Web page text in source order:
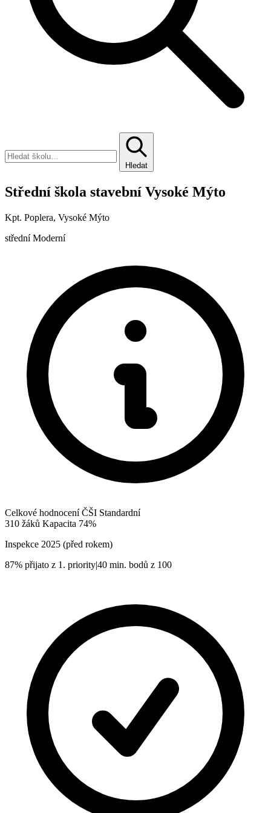
Hledat
Střední škola stavební Vysoké Mýto
Kpt. Poplera, Vysoké Mýto
střední Moderní
Celkové hodnocení ČŠI Standardní
310 žáků Kapacita 74%
Inspekce 2025 (před rokem)
87% přijato z 1. priority|40 min. bodů z 100